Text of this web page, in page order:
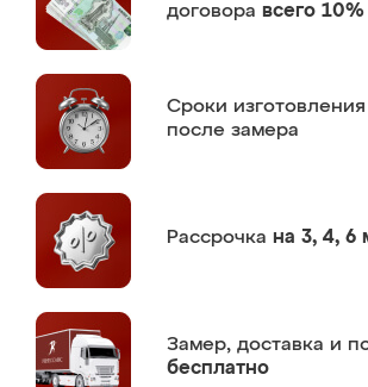
договора всего 10%
Сроки изготовления
после замера
Рассрочка на 3, 4, 6
Замер, доставка и
бесплатно